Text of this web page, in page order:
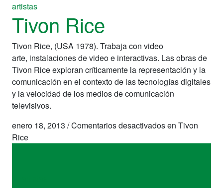
artistas
Tivon Rice
Tivon Rice, (USA 1978). Trabaja con video
arte, instalaciones de video e interactivas. Las obras de
Tivon Rice exploran críticamente la representación y la
comunicación en el contexto de las tecnologías digitales
y la velocidad de los medios de comunicación
televisivos.
enero 18, 2013 /Comentarios desactivadosen Tivon
Rice